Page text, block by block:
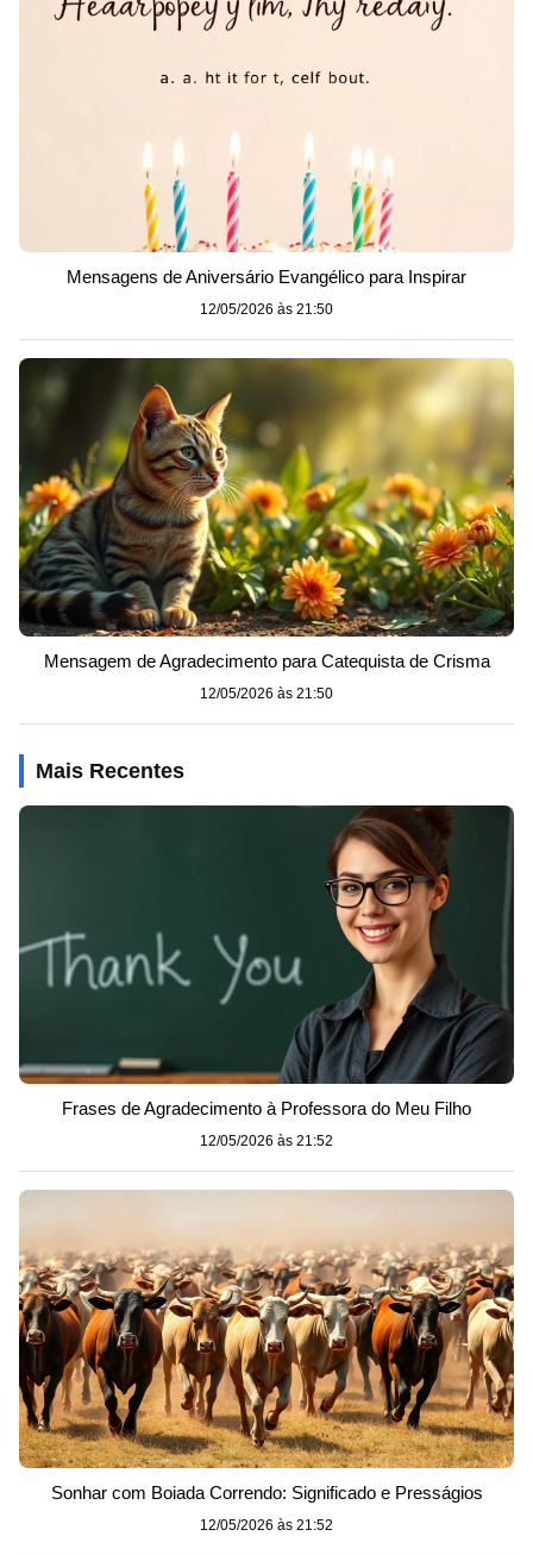
Mensagens de Aniversário Evangélico para Inspirar
12/05/2026 às 21:50
Mensagem de Agradecimento para Catequista de Crisma
12/05/2026 às 21:50
Mais Recentes
Frases de Agradecimento à Professora do Meu Filho
12/05/2026 às 21:52
Sonhar com Boiada Correndo: Significado e Presságios
12/05/2026 às 21:52